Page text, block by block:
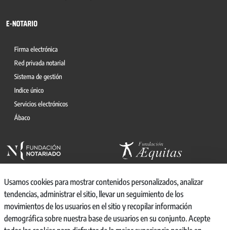
E-NOTARIO
Firma electrónica
Red privada notarial
Sistema de gestión
Indice único
Servicios electrónicos
Ábaco
© 2026, CONSEJO GENERAL DEL NOTARIO
CANAL INTERNO DE INFORMACIÓN
Usamos cookies para mostrar contenidos personalizados, analizar
tendencias, administrar el sitio, llevar un seguimiento de los
movimientos de los usuarios en el sitio y recopilar información
demográfica sobre nuestra base de usuarios en su conjunto. Acepte